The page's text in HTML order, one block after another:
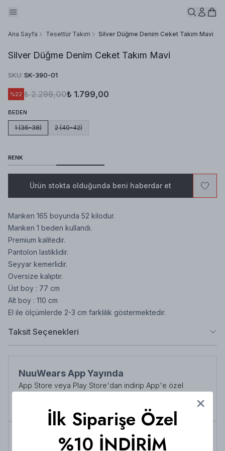
Ana Sayfa Tesettür Takım Silver Düğme Denim Ceket Takım Mavi
Silver Düğme Denim Ceket Takım Mavi
SKU: SK-390-01
%22 ₺ 2.299,00₺ 1.799,00
BEDEN
1 (36-38) 2 (40-42)
RENK
Ürün stokta olduğunda beni haberdar et
Manken 165 boyunda 52 kilodur.
Manken 1 beden kullandı.
Premium kalitedir.
Pantolon lastiklidir.
Seyyar kemerlidir.
Oversize kalıptır.
Üst boy : 77 cm
Alt boy : 110 cm
El ile ölçümlerde 2-3 cm farklılık göstermektedir.
Taksit Seçenekleri
NuuWears App Yayında
App Store veya Play Store'dan indirip App'e özel
Tüm siparişlerde 3000 TL üzeri kargo ücretsiz!
İlk Siparişe Özel
%10 İNDİRİM